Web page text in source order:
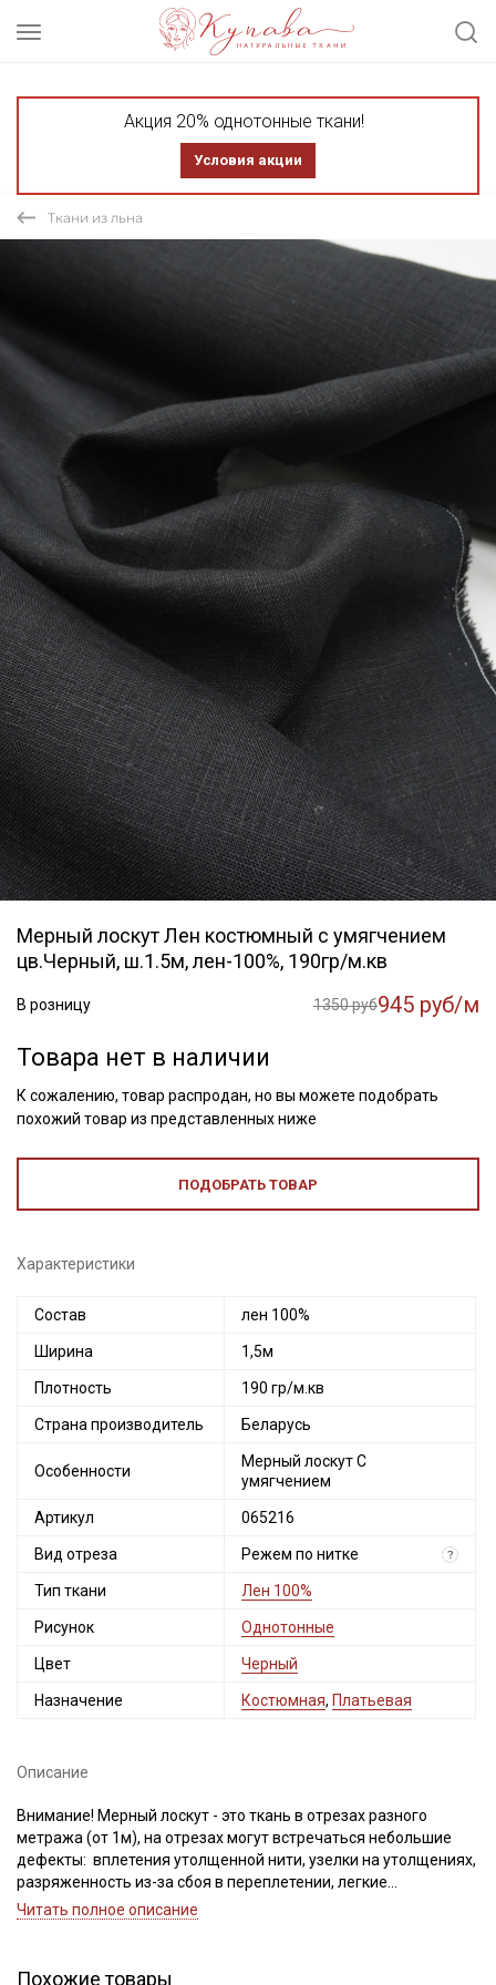
Акция 20% однотонные ткани!
Условия акции
Ткани из льна
СКИДКА 30% ТКАНЬ В ОТРЕЗАХ
Мерный лоскут Лен костюмный с умягчением
цв.Черный, ш.1.5м, лен-100%, 190гр/м.кв
В розницу 1350 руб945 руб/м
Товара нет в наличии
К сожалению, товар распродан, но вы можете подобрать
похожий товар из представленных ниже
ПОДОБРАТЬ ТОВАР
Характеристики
Состав лен 100%
Ширина 1,5м
Плотность 190 гр/м.кв
Страна производитель Беларусь
Особенности
Мерный лоскут С
умягчением
Артикул 065216
Вид отреза Режем по нитке ?
Тип ткани Лен 100%
Рисунок Однотонные
Цвет Черный
Назначение Костюмная, Платьевая
Описание
Внимание! Мерный лоскут - это ткань в отрезах разного
метража (от 1м), на отрезах могут встречаться небольшие
дефекты: вплетения утолщенной нити, узелки на утолщениях,
разряженность из-за сбоя в переплетении, легкие
загрязнения вдоль кромки и на расстоянии до 5см от кромки,
менеджер для дополнительного согласования. В
Читать полное описание
Похожие товары